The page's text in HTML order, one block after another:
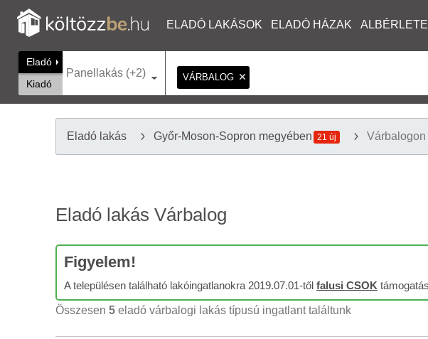
ELADÓ LAKÁSOK ELADÓ HÁZAK
Eladó
Kiadó
Panellakás (+2) VÁRBALOG
Eladó lakás Győr-Moson-Sopron megyében 21 új Várbalogon
Eladó lakás Várbalog
Figyelem!
A településen található lakóingatlanokra 2019.07.01-től falusi CSOK
Összesen 5 eladó várbalogi lakás típusú ingatlant találtunk